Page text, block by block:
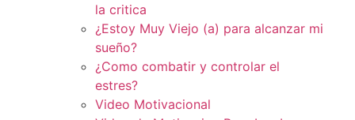
la critica
¿Estoy Muy Viejo (a) para alcanzar mi
sueño?
¿Como combatir y controlar el
estres?
Video Motivacional